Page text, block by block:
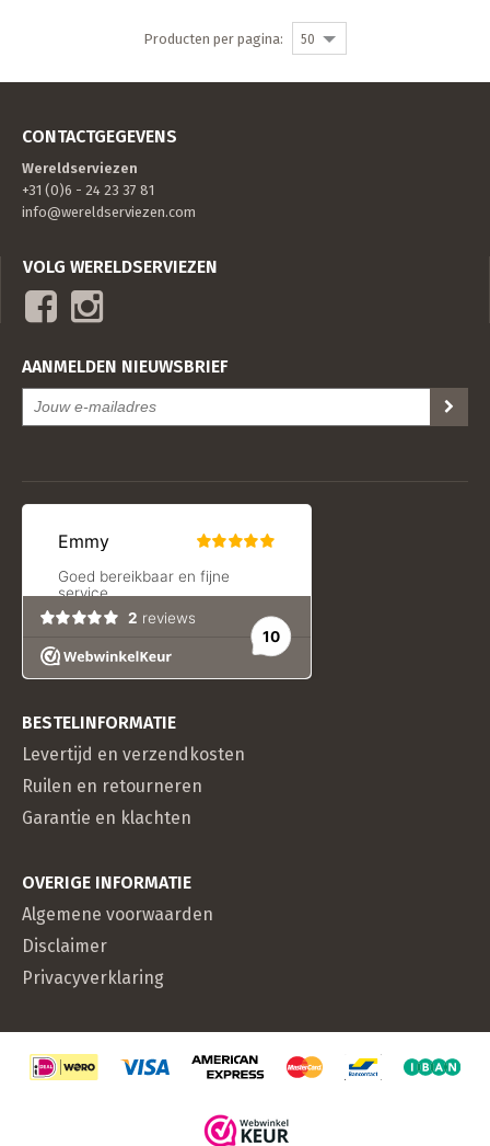
Producten per pagina: 50
CONTACTGEGEVENS
Wereldserviezen
+31 (0)6 - 24 23 37 81
info@wereldserviezen.com
VOLG WERELDSERVIEZEN
AANMELDEN NIEUWSBRIEF
BESTELINFORMATIE
Levertijd en verzendkosten
Ruilen en retourneren
Garantie en klachten
OVERIGE INFORMATIE
Algemene voorwaarden
Disclaimer
Privacyverklaring